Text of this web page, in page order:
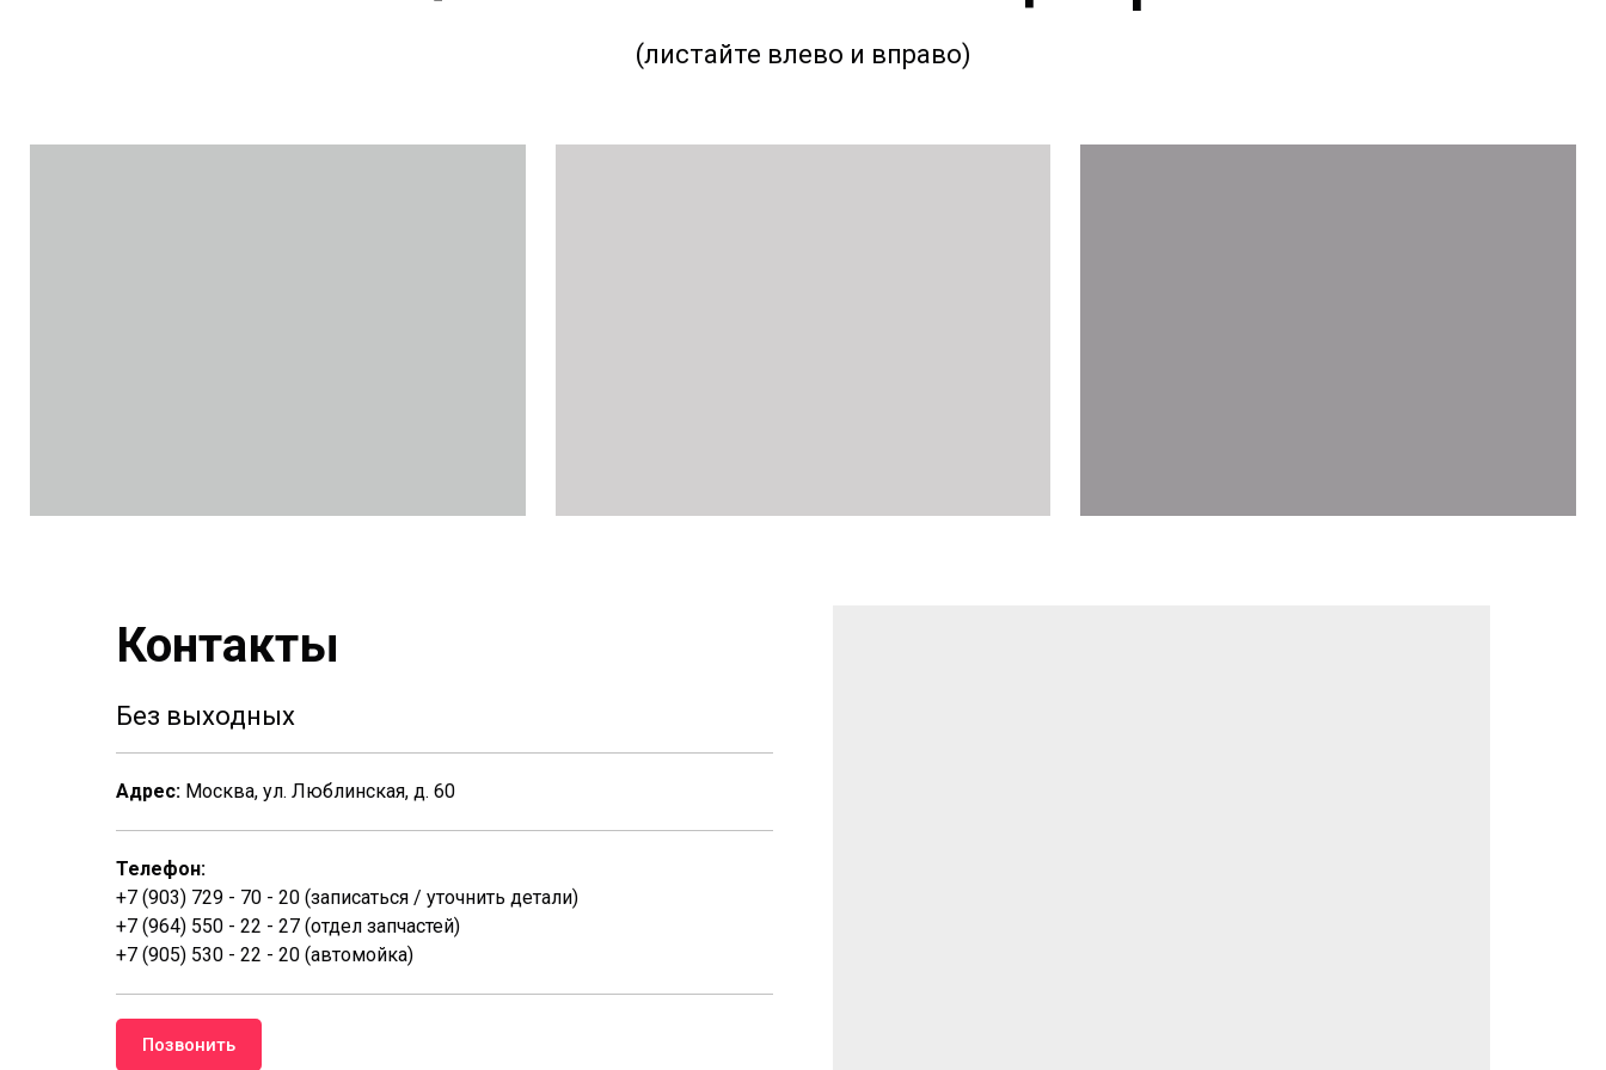
(листайте влево и вправо)
Контакты
Без выходных
Адрес: Москва, ул. Люблинская, д. 60
Телефон:
+7 (903) 729 - 70 - 20 (записаться / уточнить детали)
+7 (964) 550 - 22 - 27 (отдел запчастей)
+7 (905) 530 - 22 - 20 (автомойка)
Позвонить